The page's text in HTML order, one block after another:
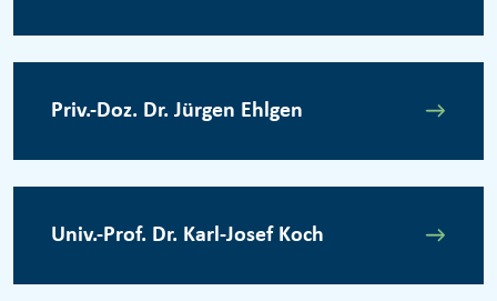
Priv.-Doz. Dr. Jürgen Ehlgen
Univ.-Prof. Dr. Karl-Josef Koch